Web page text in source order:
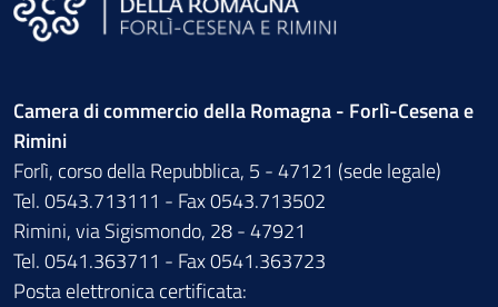
Camera di commercio della Romagna - Forlì-Cesena e
Rimini
Forlì, corso della Repubblica, 5 - 47121 (sede legale)
Tel. 0543.713111 - Fax 0543.713502
Rimini, via Sigismondo, 28 - 47921
Tel. 0541.363711 - Fax 0541.363723
Posta elettronica certificata: